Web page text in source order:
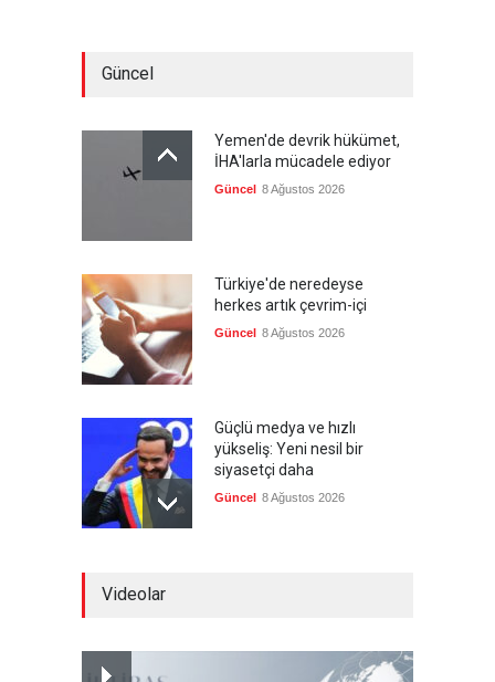
Güncel
Yemen'de devrik hükümet,
İHA'larla mücadele ediyor
Güncel 8 Ağustos 2026
Türkiye'de neredeyse
herkes artık çevrim-içi
Güncel 8 Ağustos 2026
Güçlü medya ve hızlı
yükseliş: Yeni nesil bir
siyasetçi daha
Güncel 8 Ağustos 2026
Videolar